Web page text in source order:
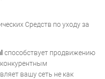
Средств по уходу за
способствует продвижению
вашу сеть не как